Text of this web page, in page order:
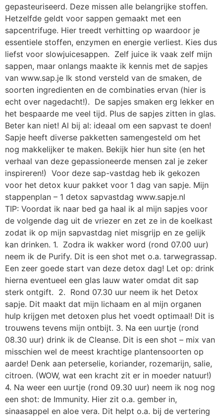
gepasteuriseerd. Deze missen alle belangrijke stoffen.
Hetzelfde geldt voor sappen gemaakt met een
sapcentrifuge. Hier treedt verhitting op waardoor je
essentiele stoffen, enzymen en energie verliest. Kies dus
liefst voor slowjuicesappen. Zelf juice ik vaak zelf mijn
sappen, maar onlangs maakte ik kennis met de sapjes
van www.sap.je Ik stond versteld van de smaken, de
soorten ingredienten en de combinaties ervan (hier is
echt over nagedacht!). De sapjes smaken erg lekker en
het bespaarde me veel tijd. Plus de sapjes zitten in glas.
Beter kan niet! Al bij al: ideaal om een sapvast te doen!
Sapje heeft diverse pakketten samengesteld om het
nog makkelijker te maken. Bekijk hier hun site (en het
verhaal van deze gepassioneerde mensen zal je zeker
inspireren!) Voor deze sap-vastdag heb ik gekozen
voor het detox kuur pakket voor 1 dag van sapje. Mijn
stappenplan – 1 detox sapvastdag www.sapje.nl
TIP: Voordat ik naar bed ga haal ik al mijn sapjes voor
de volgende dag uit de vriezer en zet ze in de koelkast
zodat ik op mijn sapvastdag niet misgrijp en ze gelijk
kan drinken. 1. Zodra ik wakker word (rond 07.00 uur)
neem ik de Purify. Dit is een shot met o.a. tarwegrassap.
Een zeer goede start van deze detox dag! Let op: drink
hierna eventueel een glas lauw water omdat dit sap
sterk ontgift. 2. Rond 07.30 uur neem ik het Detox
sapje. Dit maakt dat mijn lichaam en al mijn organen
hulp krijgen met detoxen plus het voedt optimaal! Dit is
trouwens tevens mijn ontbijt. 3. Na een uurtje (rond
08.30 uur) drink ik de Cleanse. Dit is een shot – mix van
misschien wel de meest krachtige plantensoorten op
aarde! Denk aan peterselie, koriander, rozemarijn, salie,
citroen. (WOW, wat een kracht zit er in moeder natuur!)
4. Na weer een uurtje (rond 09.30 uur) neem ik nog nog
een shot: de Immunity. Hier zit o.a. gember in,
sinaasappel en aloe vera. Dit helpt o.a. bij de vertering